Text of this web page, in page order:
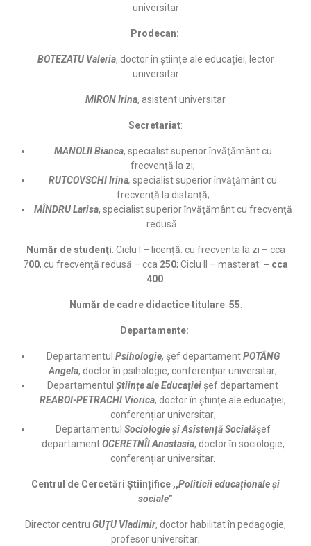
universitar
Prodecan:
BOTEZATU Valeria, doctor în științe ale educației, lector
universitar
MIRON Irina, asistent universitar
Secretariat:
MANOLII Bianca, specialist superior învăţământ cu
frecvenţă la zi;
RUTCOVSCHI Irina, specialist superior învăţământ cu
frecvenţă la distanță;
MÎNDRU Larisa, specialist superior învăţământ cu frecvenţă
redusă.
Număr de studenţi: Ciclu I – licență: cu frecventa la zi – cca
700, cu frecvenţă redusă – cca 250; Ciclu II – masterat: – cca
400.
Număr de cadre didactice titulare: 55.
Departamente:
Departamentul Psihologie, șef departamentPOTÂNG
Angela, doctor în psihologie, conferențiar universitar;
Departamentul Ştiinţe ale Educaţiei șef departament
REABOI-PETRACHI Viorica, doctor în științe ale educației,
conferențiar universitar;
Departamentul Sociologie și Asistență Socialășef
departamentOCERETNÎI Anastasia, doctor în sociologie,
conferențiar universitar.
Centrul de Cercetări Științifice ,,Politicii educaționale și
sociale”
Director centru GUŢU Vladimir, doctor habilitat în pedagogie,
profesor universitar;